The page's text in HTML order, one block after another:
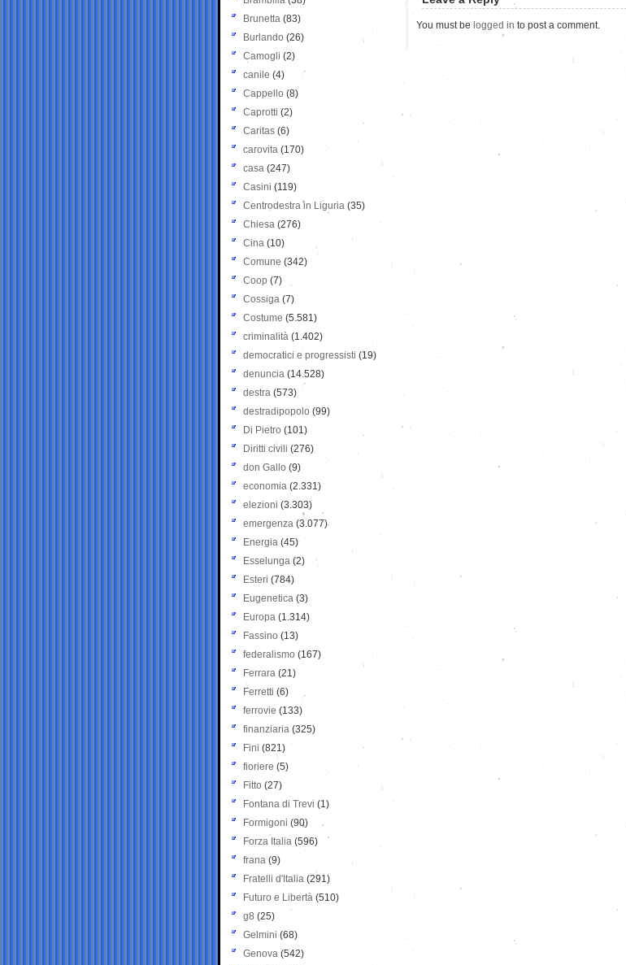
You must be logged in to post a comment.
Brunetta (83)
Burlando (26)
Camogli (2)
canile (4)
Cappello (8)
Caprotti (2)
Caritas (6)
carovita (170)
casa (247)
Casini (119)
Centrodestra in Liguria (35)
Chiesa (276)
Cina (10)
Comune (342)
Coop (7)
Cossiga (7)
Costume (5.581)
criminalità (1.402)
democratici e progressisti (19)
denuncia (14.528)
destra (573)
destradipopolo (99)
Di Pietro (101)
Diritti civili (276)
don Gallo (9)
economia (2.331)
elezioni (3.303)
emergenza (3.077)
Energia (45)
Esselunga (2)
Esteri (784)
Eugenetica (3)
Europa (1.314)
Fassino (13)
federalismo (167)
Ferrara (21)
Ferretti (6)
ferrovie (133)
finanziaria (325)
Fini (821)
fioriere (5)
Fitto (27)
Fontana di Trevi (1)
Formigoni (90)
Forza Italia (596)
frana (9)
Fratelli d'Italia (291)
Futuro e Libertà (510)
g8 (25)
Gelmini (68)
Genova (542)